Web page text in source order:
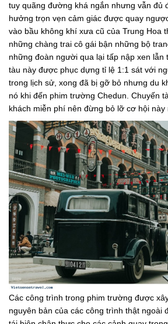
tuy quãng đường khá ngắn nhưng vẫn đủ
hưởng trọn vẹn cảm giác được quay
vào bầu không khí xưa cũ của Trung Hoa
những chàng trai cô gái bận những bộ
những đoàn người qua lại tấp nập xen lẫn
tàu này được phục dựng tỉ lệ 1:1 sát với
trong lịch sử, xong đã bị gỡ bỏ nhưng du
nó khi đến phim trường Chedun. Chuyến
khách miễn phí nên đừng bỏ lỡ cơ hội này
Các công trình trong phim trường được
nguyên bản của các công trình thật ngoài